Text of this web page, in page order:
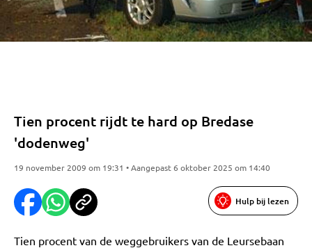
Tien procent rijdt te hard op Bredase
'dodenweg'
19 november 2009 om 19:31 • Aangepast 6 oktober 2025 om 14:40
Hulp bij lezen
Tien procent van de weggebruikers van de Leursebaan